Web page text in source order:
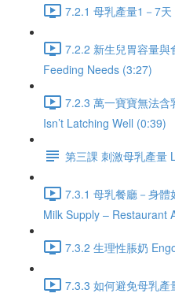
7.2.1 母乳產量1－7
7.2.2 新生兒胃容量與
Feeding Needs (3:27)
7.2.3 萬一寶寶無法
Isn’t Latching Well (0:39)
第三課 刺激母乳產量
7.3.1 母乳餐廳－身
Milk Supply – Restaurant
7.3.2 生理性脹奶
7.3.3 如何避免母乳